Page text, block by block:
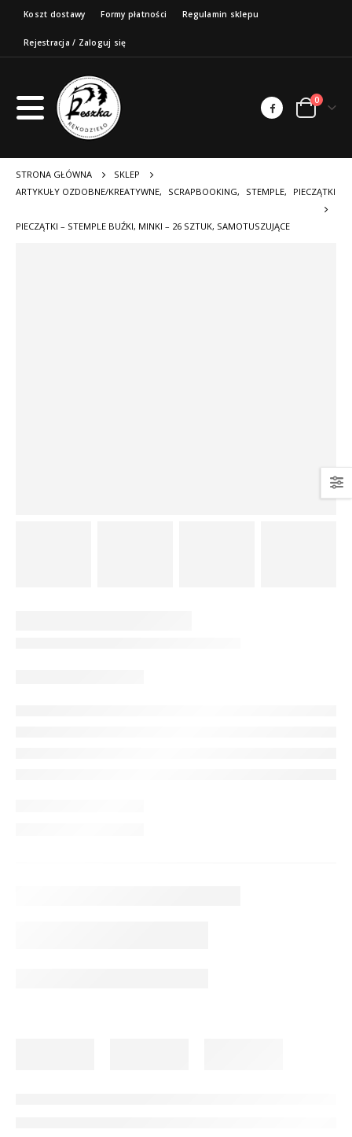
Koszt dostawy Formy płatności Regulamin sklepu
Rejestracja / Zaloguj się
0
STRONA GŁÓWNA
SKLEP
ARTYKUŁY OZDOBNE/KREATYWNE, SCRAPBOOKING, STEMPLE, PIECZĄTKI
PIECZĄTKI – STEMPLE BUŹKI, MINKI – 26 SZTUK, SAMOTUSZUJĄCE